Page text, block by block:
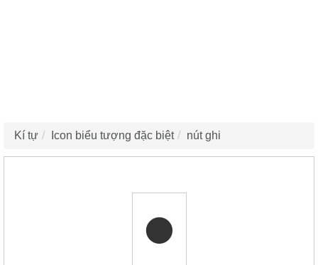
Kí tự Icon biểu tượng đặc biệt nút ghi
⏺